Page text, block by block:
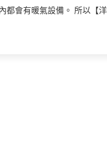
都會有暖氣設備。 所以【洋